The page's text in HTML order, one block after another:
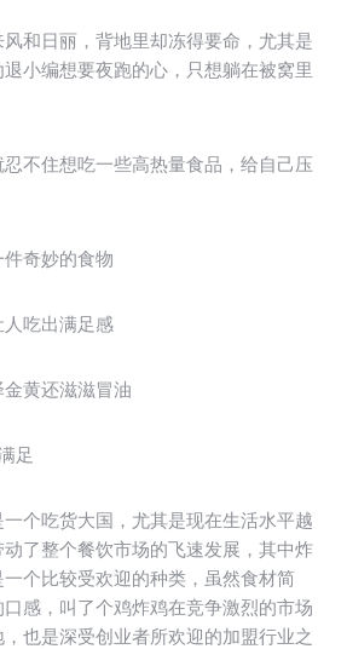
日丽，背地里却冻得要命，尤其是
小编想要夜跑的心，只想躺在被窝里
住想吃一些高热量食品，给自己压
奇妙的食物
吃出满足感
黄还滋滋冒油
足
吃货大国，尤其是现在生活水平越
了整个餐饮市场的飞速发展，其中炸
个比较受欢迎的种类，虽然食材简
感，叫了个鸡炸鸡在竞争激烈的市场
也是深受创业者所欢迎的加盟行业之